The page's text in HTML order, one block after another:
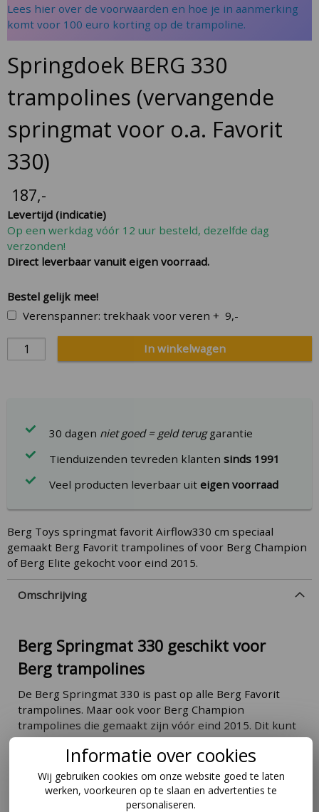
Lees hier over de voorwaarden en hoe je in aanmerking
komt voor 100 euro korting op de trampoline.
Springdoek BERG 330
trampolines (vervangende
springmat voor o.a. Favorit
330)
187,-
Levertijd (indicatie)
Op een werkdag vóór 12 uur besteld, dezelfde dag
verzonden!
Direct leverbaar vanuit eigen voorraad.
Bestel gelijk mee!
Verenspanner: trekhaak voor veren + 9,-
In winkelwagen
30 dagen niet goed = geld teruggarantie
Tienduizenden tevreden klantensinds 1991
Veel producten leverbaar uiteigen voorraad
Berg Toys springmat favorit Airflow330 cm speciaal
gemaakt Berg Favorit trampolines of voor Berg Champion
of Berg Elite gekocht voor eind 2015.
the
images
Omschrijving
Berg Springmat 330 geschikt voor
Berg trampolines
De Berg Springmat 330 is past op alle Berg Favorit
trampolines. Maar ook voor Berg Champion
trampolines die gemaakt zijn vóór eind 2015. Dit kunt
u nog controleren om te kijken of u een trampoline
heeft die enkele veren heeft, of een trampoline heeft
waar de veren schuin staan. Heeft u schuine veren,
dan moet u deBerg springmat Twinspring systeem &
Informatie over cookies
Wij gebruiken cookies om onze website goed te laten
werken, voorkeuren op te slaan en advertenties te
personaliseren.